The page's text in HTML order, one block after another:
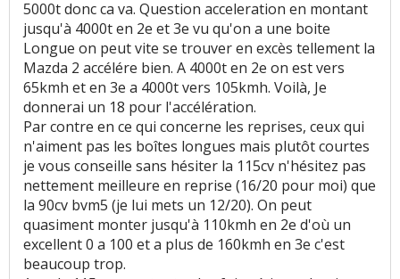
5000t donc ca va. Question acceleration en montant
jusqu'à 4000t en 2e et 3e vu qu'on a une boite
Longue on peut vite se trouver en excès tellement la
Mazda 2 accélére bien. A 4000t en 2e on est vers
65kmh et en 3e a 4000t vers 105kmh. Voilà, Je
donnerai un 18 pour l'accélération.
Par contre en ce qui concerne les reprises, ceux qui
n'aiment pas les boîtes longues mais plutôt courtes
je vous conseille sans hésiter la 115cv n'hésitez pas
nettement meilleure en reprise (16/20 pour moi) que
la 90cv bvm5 (je lui mets un 12/20). On peut
quasiment monter jusqu'à 110kmh en 2e d'où un
excellent 0 a 100 et a plus de 160kmh en 3e c'est
beaucoup trop.